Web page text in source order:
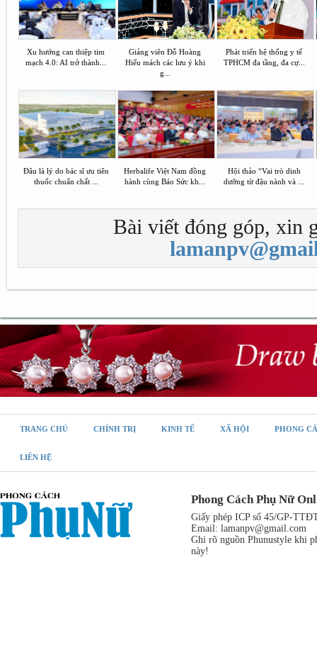
Xu hướng can thiệp tim
mạch 4.0: AI trở thành...
Giảng viên Đỗ Hoàng
Hiếu mách các lưu ý khi
g...
Phát triển hệ thống y tế
TPHCM đa tầng, đa cự...
Đâu là lý do bác sĩ ưu tiên
thuốc chuẩn chất ...
Herbalife Việt Nam đồng
hành cùng Báo Sức kh...
Hội thảo “Vai trò dinh
dưỡng từ đậu nành và ...
Bài viết đóng góp, xin
TRANG CHỦ CHÍNH TRỊ KINH TẾ XÃ HỘI PHONG
LIÊN HỆ
Phong Cách Phụ Nữ
Giấy phép ICP số 45/GP-
Email: lamanpv@gmail.com
Ghi rõ nguồn Phunustyle khi
này!